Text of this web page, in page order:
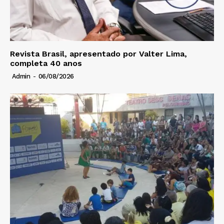
Revista Brasil, apresentado por Valter Lima,
completa 40 anos
Admin - 06/08/2026